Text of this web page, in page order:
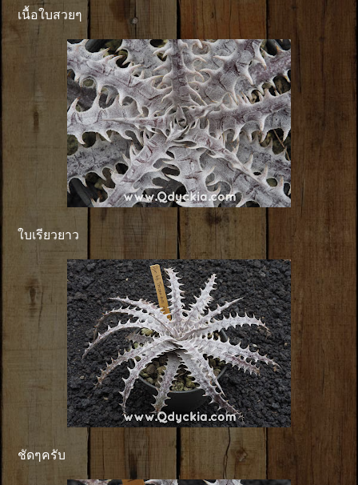
เนื้อใบสวยๆ
ใบเรียวยาว
ชัดๆครับ